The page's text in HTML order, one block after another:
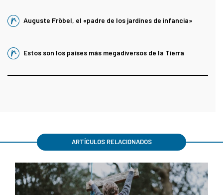
Auguste Fröbel, el «padre de los jardines de infancia»
Estos son los países más megadiversos de la Tierra
ARTÍCULOS RELACIONADOS